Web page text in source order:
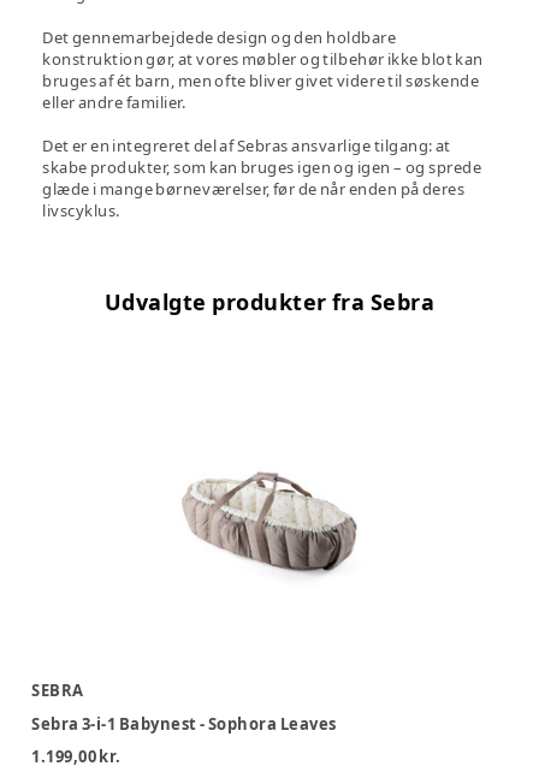
Det gennemarbejdede design og den holdbare
konstruktion gør, at vores møbler og tilbehør ikke blot kan
bruges af ét barn, men ofte bliver givet videre til søskende
eller andre familier.
Det er en integreret del af Sebras ansvarlige tilgang: at
skabe produkter, som kan bruges igen og igen – og sprede
glæde i mange børneværelser, før de når enden på deres
livscyklus.
Udvalgte produkter fra Sebra
SEBRA
Sebra 3-i-1 Babynest - Sophora Leaves
1.199,00 kr.